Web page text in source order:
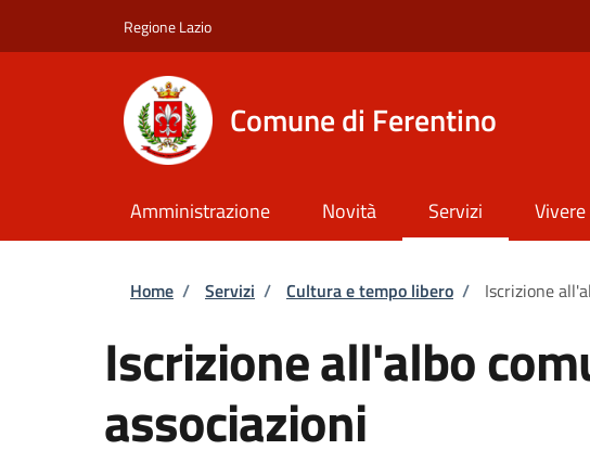
Regione Lazio
Comune di Ferentino
Amministrazione Novità Servizi
Briciole di pane
Home / Servizi / Cultura e tempo libero / Iscrizione
Iscrizione all'albo
associazioni